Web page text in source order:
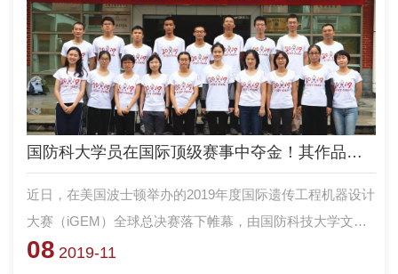
国防科大学员在国际顶级赛事中夺金！其作品为糖尿病人带来福音
近日，在美国波士顿举办的2019年度国际遗传工程机器设计
大赛（iGEM）全球总决赛落下帷幕，由国防科技大学文理
学院生物与化学系合成生物学研究团队指导的参赛队
08 2019-11